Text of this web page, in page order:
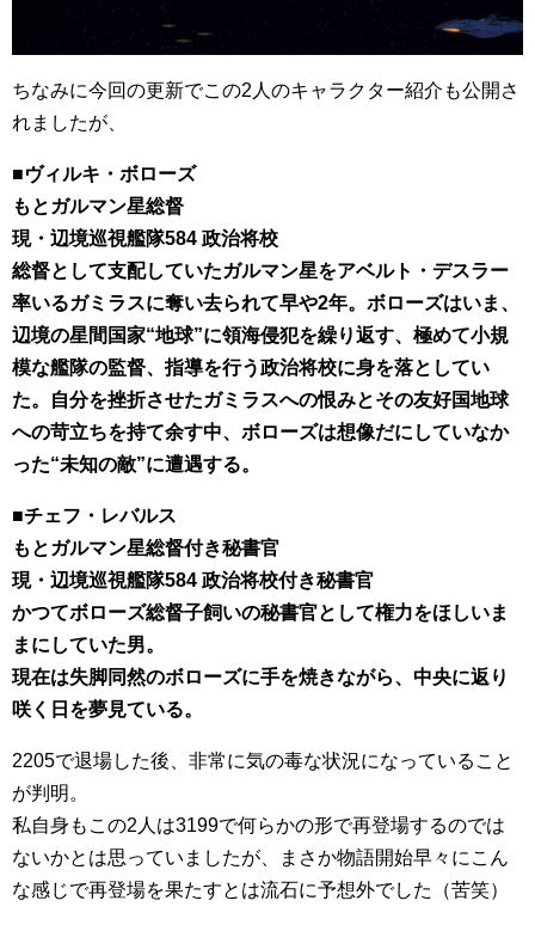
ちなみに今回の更新でこの2人のキャラクター紹介も公開さ
れましたが、
■ヴィルキ・ボローズ
もとガルマン星総督
現・辺境巡視艦隊584 政治将校
総督として支配していたガルマン星をアベルト・デスラー
率いるガミラスに奪い去られて早や2年。ボローズはいま、
辺境の星間国家“地球”に領海侵犯を繰り返す、極めて小規
模な艦隊の監督、指導を行う政治将校に身を落としてい
た。自分を挫折させたガミラスへの恨みとその友好国地球
への苛立ちを持て余す中、ボローズは想像だにしていなか
った“未知の敵”に遭遇する。
■チェフ・レバルス
もとガルマン星総督付き秘書官
現・辺境巡視艦隊584 政治将校付き秘書官
かつてボローズ総督子飼いの秘書官として権力をほしいま
まにしていた男。
現在は失脚同然のボローズに手を焼きながら、中央に返り
咲く日を夢見ている。
2205で退場した後、非常に気の毒な状況になっていること
が判明。
私自身もこの2人は3199で何らかの形で再登場するのでは
ないかとは思っていましたが、まさか物語開始早々にこん
な感じで再登場を果たすとは流石に予想外でした（苦笑）